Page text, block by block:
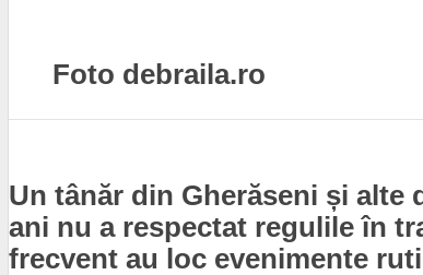
Foto debraila.ro
Un tânăr din Gherăseni și alte
ani nu a respectat regulile în
frecvent au loc evenimente